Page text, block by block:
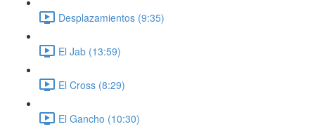
Desplazamientos (9:35)
El Jab (13:59)
El Cross (8:29)
El Gancho (10:30)